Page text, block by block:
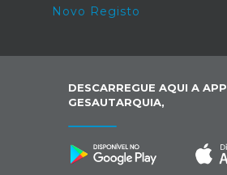
Novo Registo
DESCARREGUE AQUI A APP
GESAUTARQUIA,